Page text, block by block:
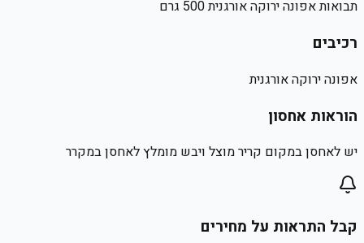
תבואות אפונה ירוקה אורגנית 500 גרם
רכיבים
אפונה ירוקה אורגנית
הוראות אחסון
יש לאחסן במקום קריר מוצל ויבש מומלץ לאחסן במקרר
קבל התראות על מחירים